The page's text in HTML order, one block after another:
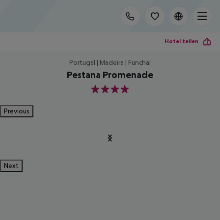
Hotel teilen
Portugal | Madeira | Funchal
Pestana Promenade
4
Previous
Next